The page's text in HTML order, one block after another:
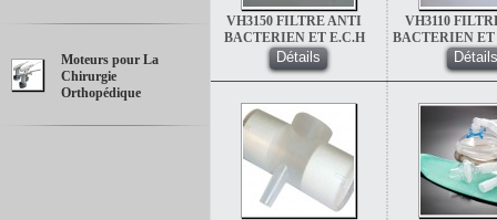
Moteurs pour La
Chirurgie
Orthopédique
VH3150 FILTRE ANTI
BACTERIEN ET E.C.H
STANDARD (NEZ
ARTIFICIEL) SUPER HG
Détails
VH3110
BACTERIEN
ECHDétails